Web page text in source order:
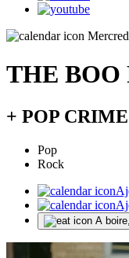
THE BOO
+ POP
Pop
Rock
A